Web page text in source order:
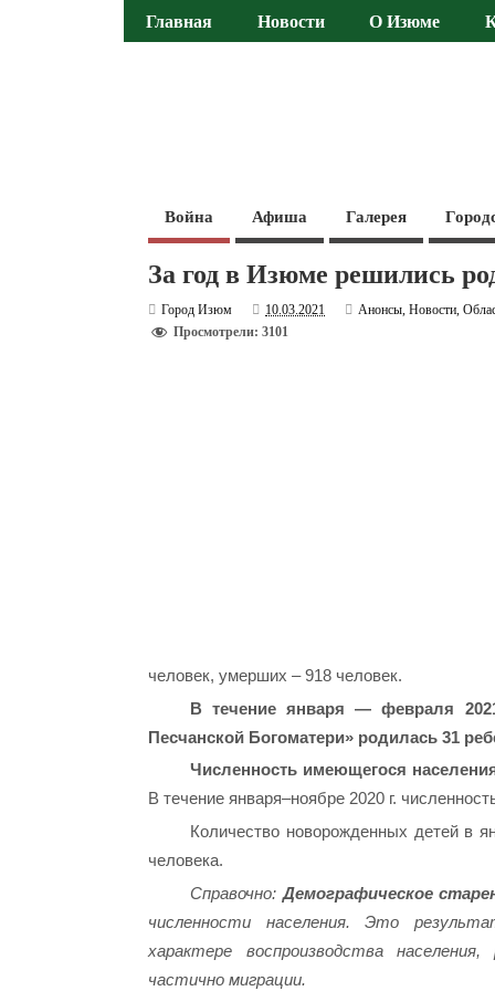
Главная Новости О Изюме
Война Афиша Галерея
За год в Изюме решились
Город Изюм 10.03.2021 Анонсы,Новости,
Просмотрели: 3101
человек, умерших – 918 человек.
В течение января — февраля
Песчанской Богоматери» родилась 31
Численность имеющегося
В течение января–ноябре 2020 г.
Количество новорожденных детей в
человека.
Справочно:Демографическое
численности населения.Это
характере воспроизводства
частично миграции.